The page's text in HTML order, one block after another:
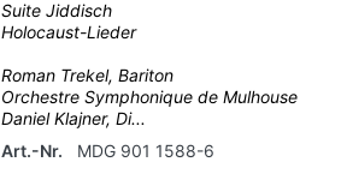
Suite Jiddisch
Holocaust-Lieder
Roman Trekel, Bariton
Orchestre Symphonique de Mulhouse
Daniel Klajner, Di...
Art.-Nr.
MDG 901 1588-6